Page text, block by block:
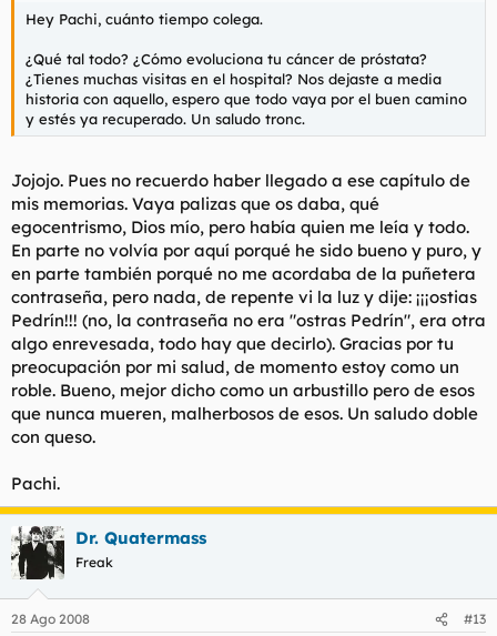
Hey Pachi, cuánto tiempo colega.
¿Qué tal todo? ¿Cómo evoluciona tu cáncer de próstata?
¿Tienes muchas visitas en el hospital? Nos dejaste a media
historia con aquello, espero que todo vaya por el buen camino
y estés ya recuperado. Un saludo tronc.
Jojojo. Pues no recuerdo haber llegado a ese capítulo de
mis memorias. Vaya palizas que os daba, qué
egocentrismo, Dios mío, pero había quien me leía y todo.
En parte no volvía por aquí porqué he sido bueno y puro, y
en parte también porqué no me acordaba de la puñetera
contraseña, pero nada, de repente vi la luz y dije: ¡¡¡ostias
Pedrín!!! (no, la contraseña no era "ostras Pedrín", era otra
algo enrevesada, todo hay que decirlo). Gracias por tu
preocupación por mi salud, de momento estoy como un
roble. Bueno, mejor dicho como un arbustillo pero de esos
que nunca mueren, malherbosos de esos. Un saludo doble
con queso.
Pachi.
Dr. Quatermass
Freak
28 Ago 2008 #13